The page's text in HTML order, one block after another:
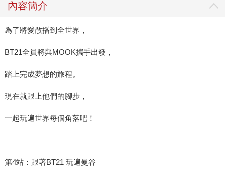
內容簡介
為了將愛散播到全世界，
BT21全員將與MOOK攜手出發，
踏上完成夢想的旅程。
現在就跟上他們的腳步，
一起玩遍世界每個角落吧！
第4站：跟著BT21 玩遍曼谷